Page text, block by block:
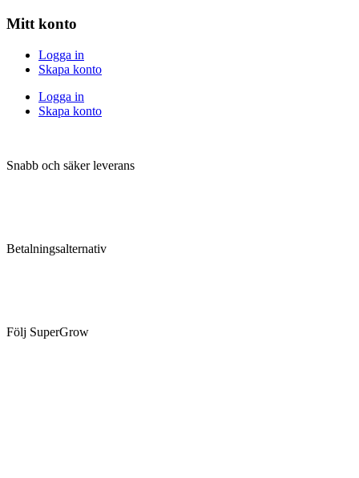
Mitt konto
Logga in
Skapa konto
Logga in
Skapa konto
Snabb och säker leverans
Betalningsalternativ
Följ SuperGrow